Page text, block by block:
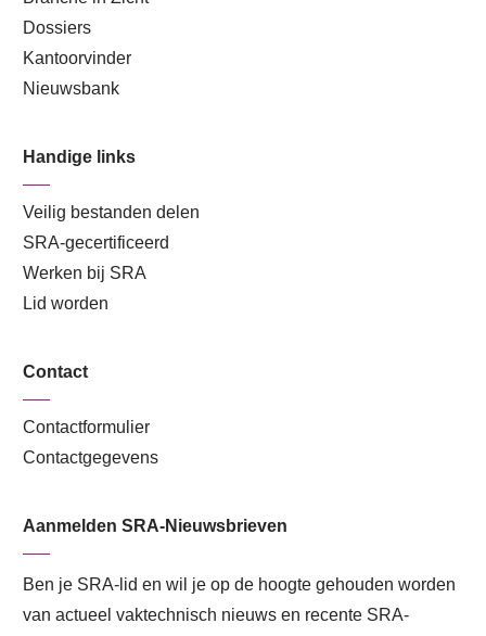
Dossiers
Kantoorvinder
Nieuwsbank
Handige links
Veilig bestanden delen
SRA-gecertificeerd
Werken bij SRA
Lid worden
Contact
Contactformulier
Contactgegevens
Aanmelden SRA-Nieuwsbrieven
Ben je SRA-lid en wil je op de hoogte gehouden worden
van actueel vaktechnisch nieuws en recente SRA-